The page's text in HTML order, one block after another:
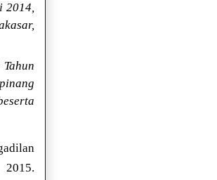
2014,
2015.